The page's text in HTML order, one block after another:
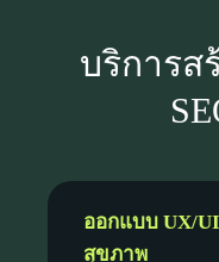
บริการส
ออกแบบ UX/
สุขภาพ